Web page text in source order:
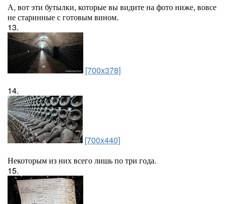
А, вот эти бутылки, которые вы видите на фото ниже, вовсе
не старинные с готовым вином.
13.
[700x378]
14.
[700x440]
Некоторым из них всего лишь по три года.
15.